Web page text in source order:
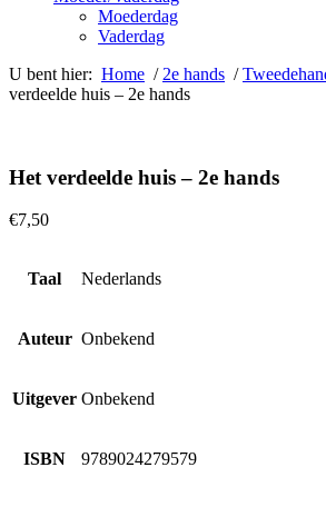
Moederdag
Vaderdag
U bent hier: Home / 2e hands /
verdeelde huis – 2e hands
Het verdeelde huis – 2e hands
€7,50
Taal Nederlands
Auteur Onbekend
Uitgever Onbekend
ISBN 9789024279579